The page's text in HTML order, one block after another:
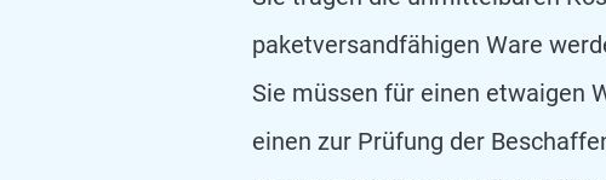
paketversandfähigen Ware
Sie müssen für einen etwaigen
einen zur Prüfung der